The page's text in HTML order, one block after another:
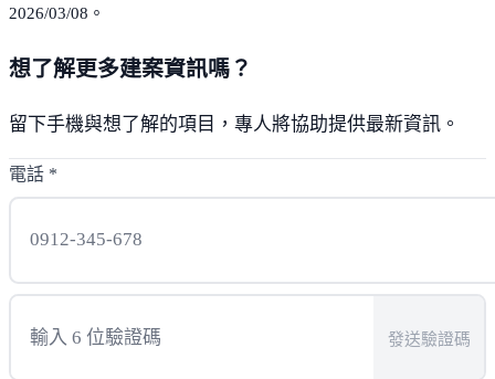
2026/03/08。
想了解更多建案資訊嗎？
留下手機與想了解的項目，專人將協助提供最新資訊。
電話 *
發送驗證碼